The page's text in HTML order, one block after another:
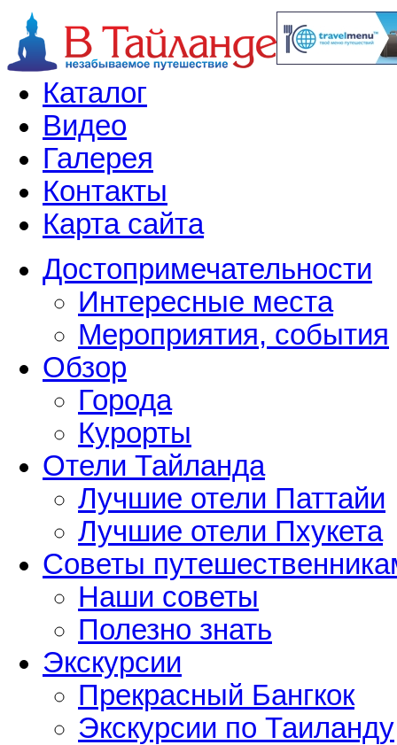
Каталог
Видео
Галерея
Контакты
Карта сайта
Достопримечательности
Интересные места
Мероприятия, события
Обзор
Города
Курорты
Отели Тайланда
Лучшие отели Паттайи
Лучшие отели Пхукета
Советы
Наши советы
Полезно знать
Экскурсии
Прекрасный Бангкок
Экскурсии по Таиланду